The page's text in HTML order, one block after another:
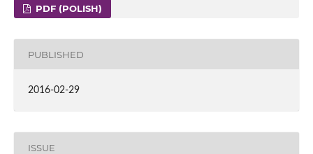
PDF (POLISH)
PUBLISHED
2016-02-29
ISSUE